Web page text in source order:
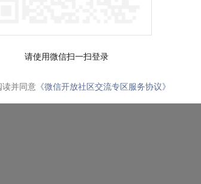
请使用微信扫一扫登录
读并同意 《微信开放社区交流专区服务协议》